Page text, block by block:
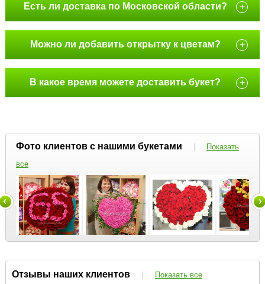
Есть ли доставка по Московской области? +
Можно ли добавить открытку к цветам? +
В какое время можете доставить букет? +
Фото клиентов с нашими букетами |
Показать
все
Отзывы наших клиентов | Показать все